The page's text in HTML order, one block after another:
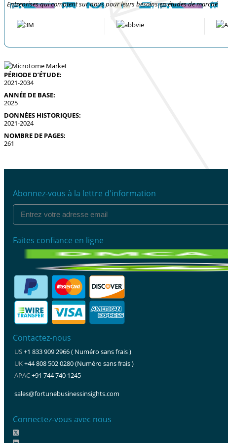
Entreprises qui comptent sur nous pour leurs besoins en études de marché
PÉRIODE D’ÉTUDE:
2021-2034
ANNÉE DE BASE:
2025
DONNÉES HISTORIQUES:
2021-2024
NOMBRE DE PAGES:
261
Abonnez-vous à la lettre d'information
Faites confiance en ligne
Contactez-nous
US+1 833 909 2966 ( Numéro sans frais )
UK+44 808 502 0280 (Numéro sans frais )
APAC+91 744 740 1245
sales@fortunebusinessinsights.com
Connectez-vous avec nous